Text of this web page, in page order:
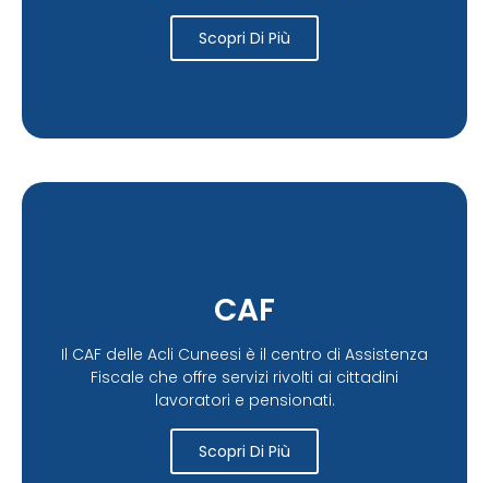
Scopri Di Più
CAF
Il CAF delle Acli Cuneesi è il centro di Assistenza
Fiscale che offre servizi rivolti ai cittadini
lavoratori e pensionati.
Scopri Di Più